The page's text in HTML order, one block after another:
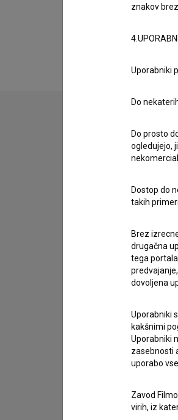
Stik z
Spoštovani, s pomočjo
imam vprašanje
prijavljam napako
znakov
Uporabniki
Do
Do prosto
ogledujejo,
Dostop do
takih
Brez
drugačna
tega
dovoljena
Uporabniki
kakšnimi
Uporabniki
zasebnosti
uporabo
Zavod
virih, iz